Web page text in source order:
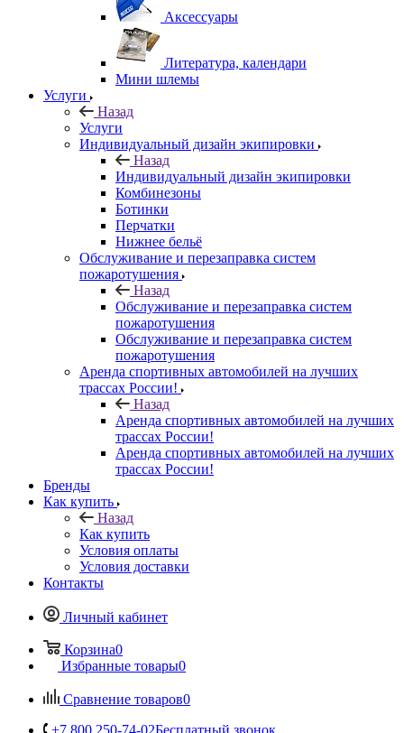
Аксессуары
Литература, календари
Мини шлемы
Услуги
Назад
Услуги
Индивидуальный дизайн экипировки
Назад
Индивидуальный дизайн экипировки
Комбинезоны
Ботинки
Перчатки
Нижнее бельё
Обслуживание и перезаправка систем
пожаротушения
Назад
Обслуживание и перезаправка систем
пожаротушения
Обслуживание и перезаправка систем
пожаротушения
Аренда спортивных автомобилей на лучших
трассах России!
Назад
Аренда спортивных автомобилей на лучших
трассах России!
Аренда спортивных автомобилей на лучших
трассах России!
Бренды
Как купить
Назад
Как купить
Условия оплаты
Условия доставки
Контакты
Личный кабинет
Корзина0
Избранные товары0
Сравнение товаров0
+7 800 250-74-02Бесплатный звонок